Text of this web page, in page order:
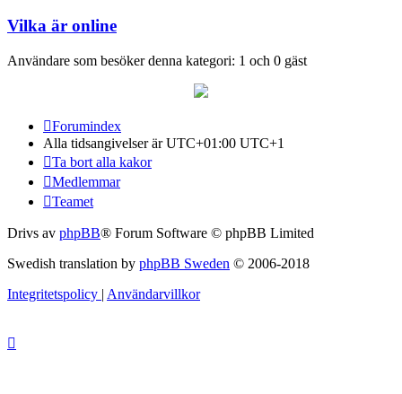
Vilka är online
Användare som besöker denna kategori: 1 och 0 gäst
Forumindex
Alla tidsangivelser är UTC+01:00 UTC+1
Ta bort alla kakor
Medlemmar
Teamet
Drivs av phpBB® Forum Software © phpBB Limited
Swedish translation by phpBB Sweden © 2006-2018
Integritetspolicy | Användarvillkor